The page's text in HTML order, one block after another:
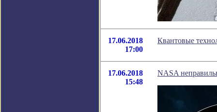
17.06.2018
17:00
Квантовые
17.06.2018
15:48
NASA